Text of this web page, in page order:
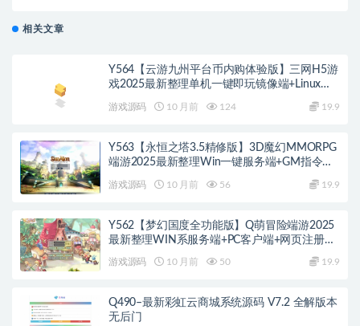
相关文章
Y564【云游九州平台币内购体验版】三网H5游
戏2025最新整理单机一键即玩镜像端+Linux手
游戏源码 10 月前 124 19.9
Y563【永恒之塔3.5精修版】3D魔幻MMORPG
端游2025最新整理Win一键服务端+GM指令
游戏源码 10 月前 56 19.9
Y562【梦幻国度全功能版】Q萌冒险端游2025
最新整理WIN系服务端+PC客户端+网页注册
游戏源码 10 月前 50 19.9
Q490–最新彩虹云商城系统源码 V7.2 全解版本
无后门